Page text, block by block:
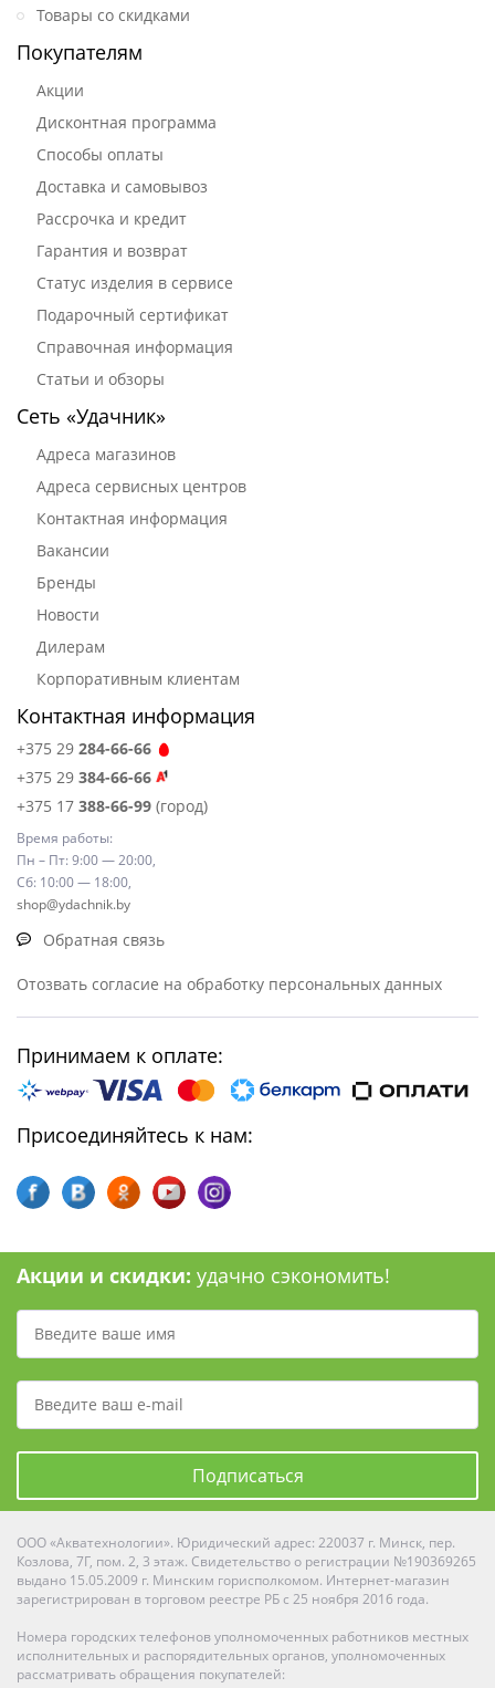
Товары со скидками
Покупателям
Акции
Дисконтная программа
Способы оплаты
Доставка и самовывоз
Рассрочка и кредит
Гарантия и возврат
Статус изделия в сервисе
Подарочный сертификат
Справочная информация
Статьи и обзоры
Сеть «Удачник»
Адреса магазинов
Адреса сервисных центров
Контактная информация
Вакансии
Бренды
Новости
Дилерам
Корпоративным клиентам
Контактная информация
+375 29 284-66-66
+375 29 384-66-66
+375 17 388-66-99 (город)
Время работы:
Пн – Пт: 9:00 — 20:00,
Сб: 10:00 — 18:00,
shop@ydachnik.by
Обратная связь
Отозвать согласие на обработку персональных данных
Принимаем к оплате:
Присоединяйтесь к нам:
Акции и скидки: удачно сэкономить!
Подписаться
ООО «Акватехнологии». Юридический адрес: 220037 г. Минск, пер.
Козлова, 7Г, пом. 2, 3 этаж. Свидетельство о регистрации №190369265
выдано 15.05.2009 г. Минским горисполкомом. Интернет-магазин
зарегистрирован в торговом реестре РБ с 25 ноября 2016 года.
Номера городских телефонов уполномоченных работников местных
исполнительных и распорядительных органов, уполномоченных
рассматривать обращения покупателей: